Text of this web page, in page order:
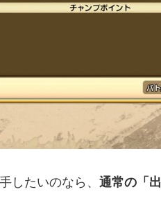
したいのなら、 通常の「